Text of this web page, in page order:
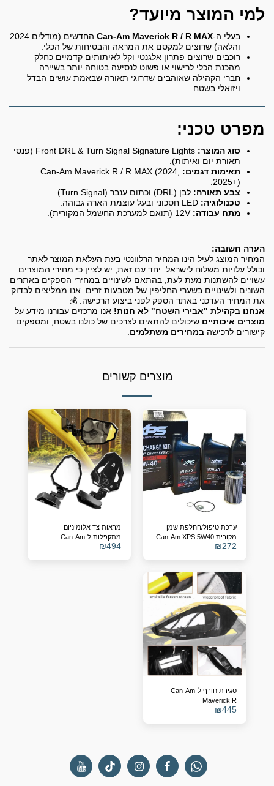
למי המוצר מיועד?
בעלי ה- Can-Am Maverick R / R MAX
החדשים (מודלים 2024
והלאה) שרוצים למקסם את המראה והבטיחות של הכלי.
רוכבים שרוצים פתרון אלגנטי וקל לאיתותים קדמיים כחלק
מהכנת הכלי לרישוי או פשוט לנסיעה בטוחה יותר בשיירה.
חברי הקהילה שאוהבים שדרוגי תאורה שבאמת עושים הבדל
ויזואלי בשטח.
מפרט טכני:
סוג המוצר:
Front DRL & Turn Signal Signature Lights (פנסי
תאורת יום ואיתות).
תאימות דגמים: Can-Am Maverick R / R MAX (2024,
2025+).
צבע תאורה:לבן (DRL) וכתום ענבר (Turn Signal).
טכנולוגיה:LED חסכוני ובעל עוצמת הארה גבוהה.
מתח עבודה:12V (תואם למערכת החשמל המקורית).
הערה חשובה:
המחיר המוצג לעיל הינו המחיר הרלוונטי בעת העלאת המוצר לאתר
וכולל עלויות משלוח לישראל. יחד עם זאת, יש לציין כי מחירי המוצרים
עשויים להשתנות מעת לעת, בהתאם לשינויים במחירי הספקים באתרים
השונים ולשינויים בשערי החליפין של מטבעות זרים. אנו ממליצים לבדוק
את המחיר העדכני באתר הספק לפני ביצוע הרכישה. 💰
אנחנו בקהילת "אבירי השטח" לא חנות!אנו מרכזים עבורנו מידע על
מוצרים איכותייםשיכולים להתאים לצרכים של כולנו בשטח, ומספקים
קישורים לרכישהבמחירים משתלמים.
מוצרים קשורים
ערכת טיפול/החלפת שמן
מקורית Can-Am XPS 5W40
₪272
מראות צד אלומיניום
מתקפלות ל-Can-Am
Maverick R X RS
₪494
סגירת חורף ל-Can-Am
Maverick R
₪445